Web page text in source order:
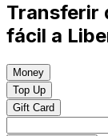
Transferir
fácil a
Money
Top Up
Gift Card